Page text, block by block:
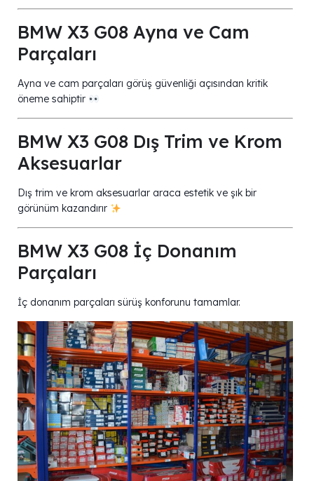
BMW X3 G08 Ayna ve Cam
Parçaları
Ayna ve cam parçaları görüş güvenliği açısından kritik
öneme sahiptir
BMW X3 G08 Dış Trim ve Krom
Aksesuarlar
Dış trim ve krom aksesuarlar araca estetik ve şık bir
görünüm kazandırır
BMW X3 G08 İç Donanım
Parçaları
İç donanım parçaları sürüş konforunu tamamlar.